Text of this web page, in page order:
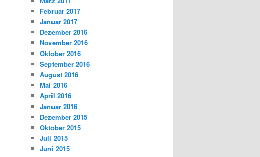
Februar 2017
Januar 2017
Dezember 2016
November 2016
Oktober 2016
September 2016
August 2016
Mai 2016
April 2016
Januar 2016
Dezember 2015
Oktober 2015
Juli 2015
Juni 2015